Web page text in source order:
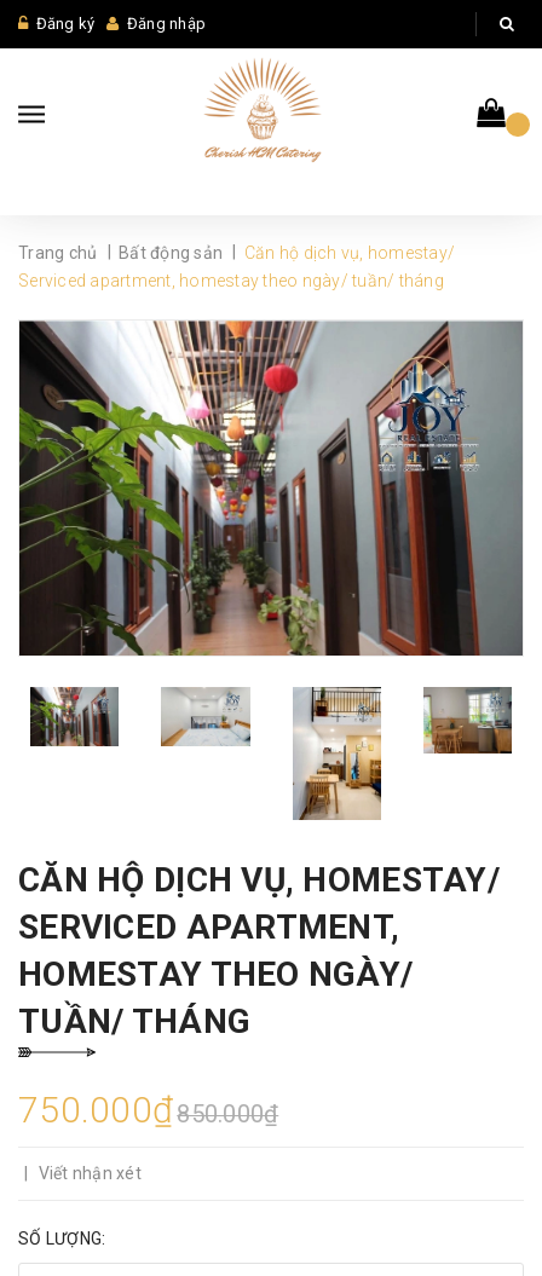
Đăng ký Đăng nhập
Trang chủ Bất động sản
Căn hộ dịch vụ, homestay/
Serviced apartment, homestay theo ngày/ tuần/ tháng
CĂN HỘ DỊCH VỤ, HOMESTAY/
SERVICED APARTMENT,
HOMESTAY THEO NGÀY/
TUẦN/ THÁNG
750.000₫850.000₫
Viết nhận xét
SỐ LƯỢNG: